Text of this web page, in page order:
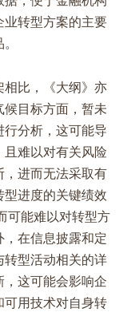
业转型方案的主要
相比，《大纲》亦
目标方面，暂未
分析，这可能导
难以对有关风险
，进而无法采取有
进度的关键绩效
可能难以对转型方
在信息披露和定
转型活动相关的详
这可能会影响企
可用技术对自身转